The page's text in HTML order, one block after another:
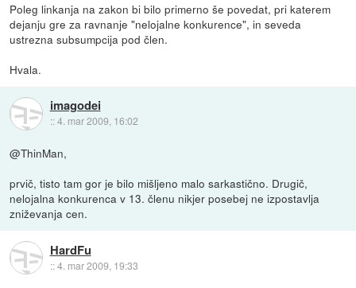
Poleg linkanja na zakon bi bilo primerno še povedat, pri katerem
dejanju gre za ravnanje "nelojalne konkurence", in seveda
ustrezna subsumpcija pod člen.
Hvala.
imagodei
::4. mar 2009, 16:02
@ThinMan,
prvič, tisto tam gor je bilo mišljeno malo sarkastično. Drugič,
nelojalna konkurenca v 13. členu nikjer posebej ne izpostavlja
zniževanja cen.
HardFu
::4. mar 2009, 19:33